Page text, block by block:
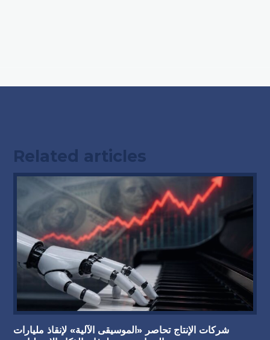
Related articles
شركات الإنتاج تحاصر «الموسيقى الآلية» لإنقاذ مليارات